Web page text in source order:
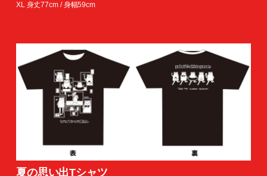
XL 身丈77cm / 身幅59cm
夏の思い出Tシャツ